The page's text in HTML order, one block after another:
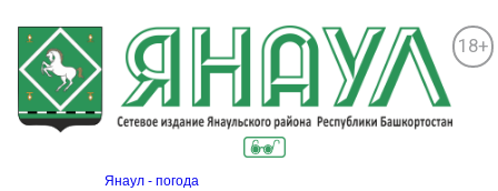
18+
Янаул - погода